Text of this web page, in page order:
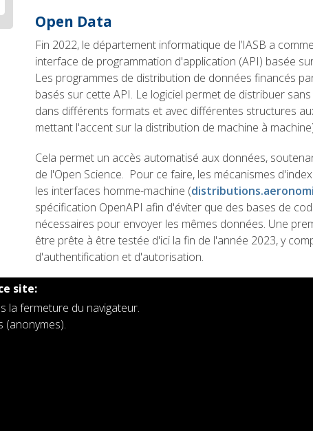
Open Data
Fin 2022, le département informatique de l’IASB a
interface de programmation d'application (API) basée
Les programmes de distribution de données financés
basés sur cette API. Le logiciel permet de distribuer
dans différents formats et avec différentes structures
mettant l'accent sur la distribution de machine à
Cela permet un accès automatisé aux données,
de l'Open Science. Pour ce faire, les mécanismes
les interfaces homme-machine (
spécification OpenAPI afin d'éviter que des bases de
nécessaires pour envoyer les mêmes données. Une
être prête à être testée d'ici la fin de l'année 2023, y
d'authentification et d'autorisation.
site:
la fermeture du navigateur.
(anonymes).